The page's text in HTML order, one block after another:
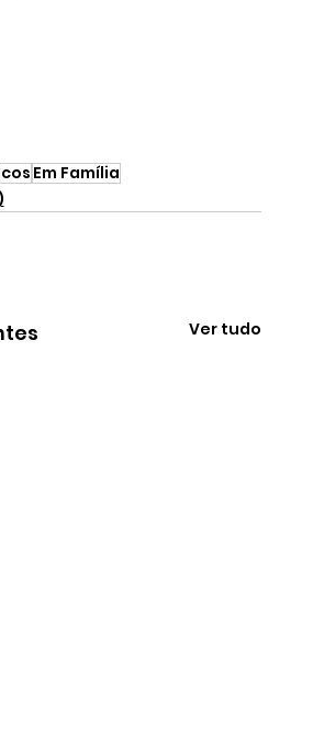
Em Família
Ver tudo